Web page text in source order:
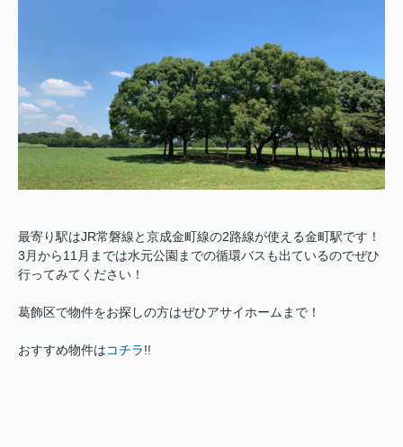
最寄り駅はJR常磐線と京成金町線の2路線が使える金町駅です！
3月から11月までは水元公園までの循環バスも出ているのでぜひ
行ってみてください！
葛飾区で物件をお探しの方はぜひアサイホームまで！
おすすめ物件はコチラ!!